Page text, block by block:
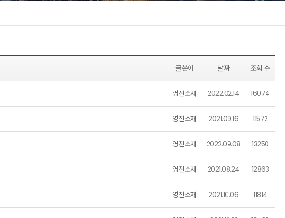
글쓴이 날짜 조회 수
영진소재 2022.02.14 16074
영진소재 2021.09.16 11572
영진소재 2022.09.08 13250
영진소재 2021.08.24 12863
영진소재 2021.10.06 11814